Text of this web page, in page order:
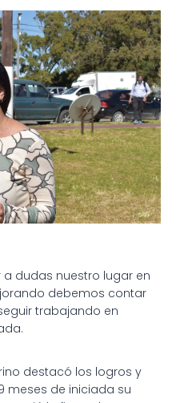
a dudas nuestro lugar en
debemos contar
trabajando en
destacó los logros y
meses de iniciada su